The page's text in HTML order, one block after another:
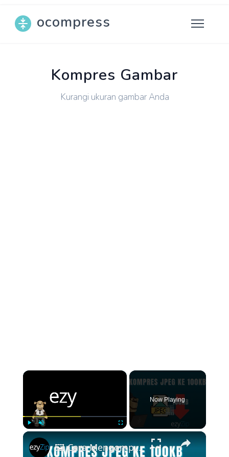
ocompress
Kompres Gambar
Kurangi ukuran gambar Anda
×
Now Playing
×
🖼️ Cara Mengompres JPEG ke 100kb Online Gratis | Tanpa Instalasi Perangkat Lunak